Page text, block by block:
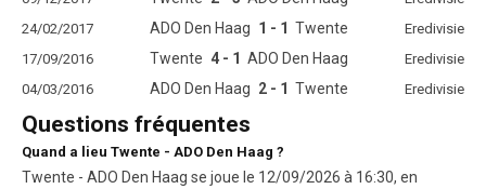
24/02/2017
ADO Den Haag 1 - 1 Twente
Eredivisie
17/09/2016
Twente 4 - 1 ADO Den Haag
Eredivisie
04/03/2016
ADO Den Haag 2 - 1 Twente Eredivisie
Questions fréquentes
Quand a lieu Twente - ADO Den Haag ?
Twente - ADO Den Haag se joue le 12/09/2026 à 16:30, en